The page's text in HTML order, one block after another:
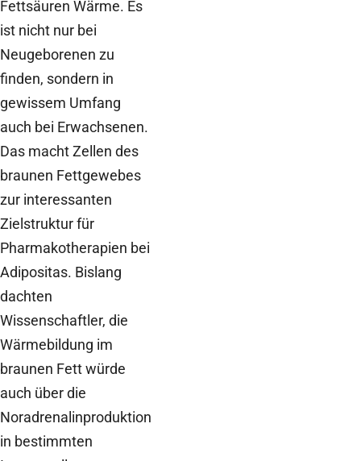
Fettsäuren Wärme. Es
ist nicht nur bei
Neugeborenen zu
finden, sondern in
gewissem Umfang
auch bei Erwachsenen.
Das macht Zellen des
braunen Fettgewebes
zur interessanten
Zielstruktur für
Pharmakotherapien bei
Adipositas. Bislang
dachten
Wissenschaftler, die
Wärmebildung im
braunen Fett würde
auch über die
Noradrenalinproduktion
in bestimmten